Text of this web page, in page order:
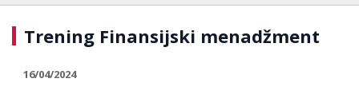
Trening Finansijski menadžment
16/04/2024